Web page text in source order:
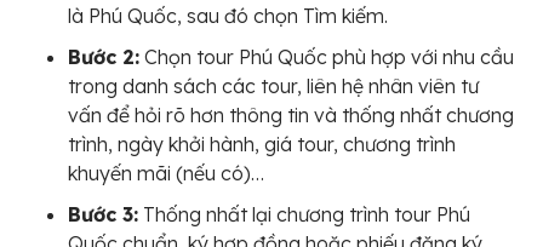
là Phú Quốc, sau đó chọn Tìm kiếm.
Bước 2: Chọn tour Phú Quốc phù hợp với nhu cầu
trong danh sách các tour, liên hệ nhân viên tư
vấn để hỏi rõ hơn thông tin và thống nhất chương
trình, ngày khởi hành, giá tour, chương trình
khuyến mãi (nếu có)…
Bước 3: Thống nhất lại chương trình tour Phú